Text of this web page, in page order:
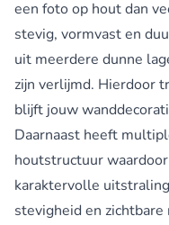
een foto op hout dan
stevig, vormvast en
uit meerdere dunne
zijn verlijmd. Hierdoor
blijft jouw
Daarnaast heeft
houtstructuur
karaktervolle
stevigheid en